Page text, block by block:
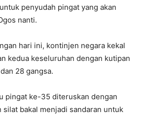
penyudah pingat yang akan
nanti.
hari ini, kontinjen negara kekal
kedua keseluruhan dengan kutipan
28 gangsa.
pingat ke-35 diteruskan dengan
silat bakal menjadi sandaran untuk